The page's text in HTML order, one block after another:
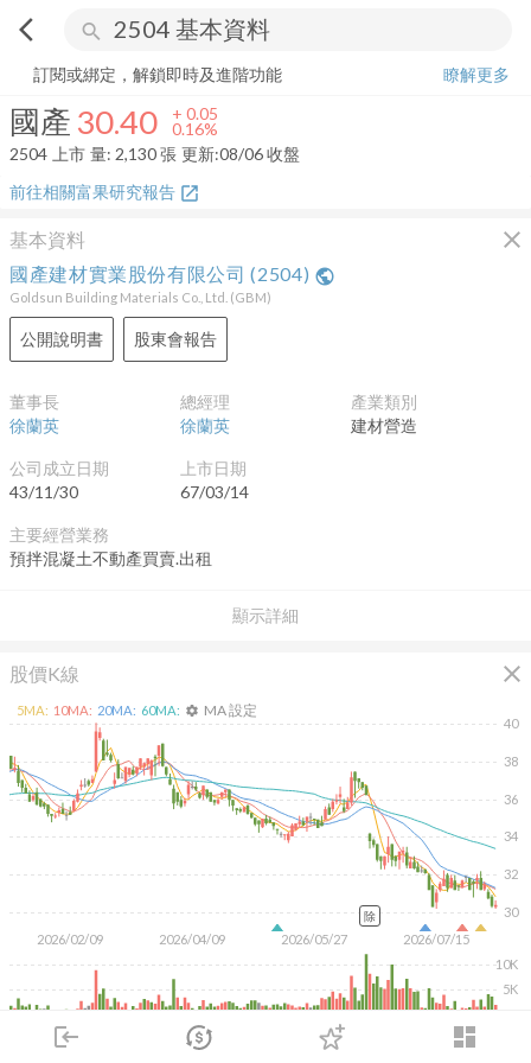
arrow_back_ios search
login dashboard
市場 登入
國產 30.40+ 0.16%
訂閱或綁定，解鎖即時及進階功能
瞭解更多
國產 30.40 + 0.05
0.16%
2504 上市 量: 2,130張 更新:08/06 收盤
前往相關富果研究報告 open_in_new
基本資料 close
顯示詳細
國產建材實業股份有限公司 (2504) public
Goldsun Building Materials Co., Ltd. (GBM)
公開說明書 股東會報告
董事長
徐蘭英
總經理
徐蘭英
產業類別
建材營造
公司成立日期
43/11/30
上市日期
67/03/14
主要經營業務
預拌混凝土不動產買賣.出租
股價K線 close
2026/02/09 2026/04/09 2026/05/27 2026/07/15
30
32
34
36
38
40
5K
10K
5MA: 10MA: 20MA: 60MA: settings MA 設定
除
RSI 手勢操作